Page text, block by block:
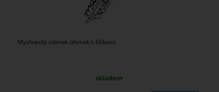
Myslivecký odznak úlomek s šiškami
skladem